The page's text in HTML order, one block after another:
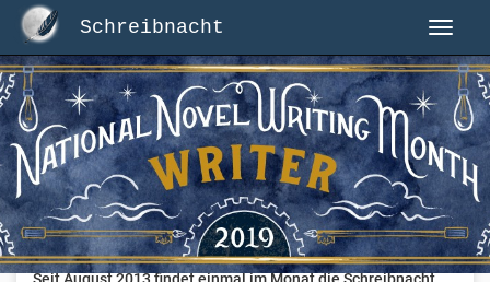
Schreibnacht
Herzlich Willkommen auf Schreibnacht.de
Hier erwartet dich eine aktive Federschwinger-Community
mit über 3.000 Mitgliedern.
Willkommen ist jede Person, die gerne schreibt. Alter, Genre
und Erfahrung sind nicht relevant, es zählt allein die Liebe
zum geschriebenen Wort.